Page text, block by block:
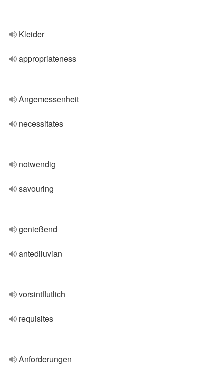
Kleider
appropriateness
Angemessenheit
necessitates
notwendig
savouring
genießend
antediluvian
vorsintflutlich
requisites
Anforderungen